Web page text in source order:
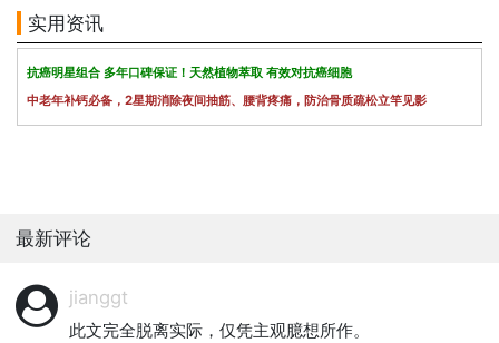
实用资讯
抗癌明星组合 多年口碑保证！天然植物萃取 有效对抗癌细胞
中老年补钙必备，2星期消除夜间抽筋、腰背疼痛，防治骨质疏松立竿见影
最新评论
jianggt
此文完全脱离实际，仅凭主观臆想所作。